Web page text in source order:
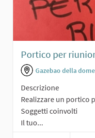
Portico per
Gazebao della
Descrizione
Realizzare un portico
Soggetti coinvolti
Il tuo...